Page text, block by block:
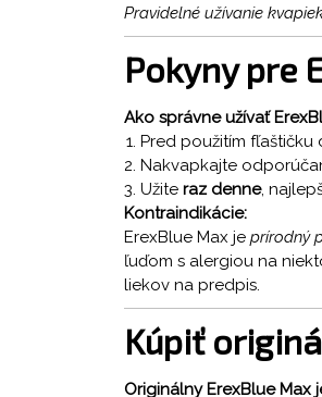
Pravidelné užívanie
Pokyny pre
Ako správne užívať
Pred použitím fľaštičku
Nakvapkajte
Užite raz denne,
Kontraindikácie:
ErexBlue Max je prírodný
ľuďom s alergiou na
liekov na predpis.
Kúpiť
Originálny ErexBlue